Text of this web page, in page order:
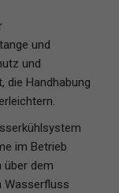
und
und
die Handhabung
im Betrieb
über dem
Wasserfluss